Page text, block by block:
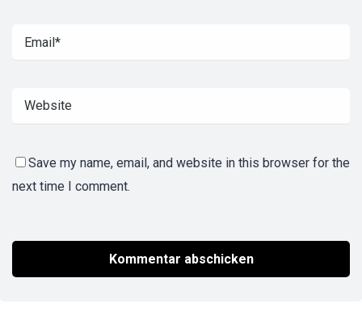
Save my name, email, and website in this browser for the
next time I comment.